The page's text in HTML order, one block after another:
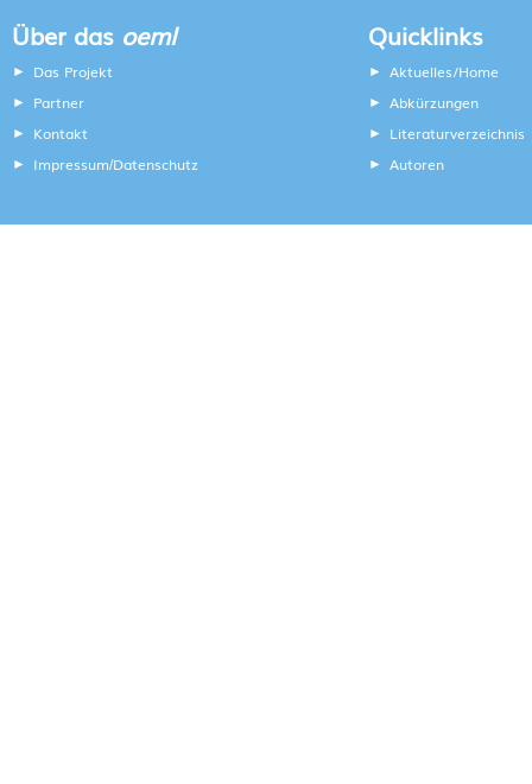
Über das oeml
Das Projekt
Partner
Kontakt
Impressum/Datenschutz
Quicklinks
Aktuelles/Home
Abkürzungen
Literaturverzeichnis
Autoren